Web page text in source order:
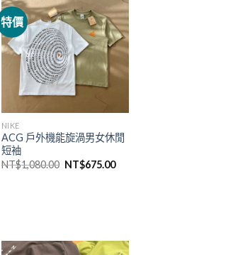
特價
NIKE
ACG 戶外機能旋渦男女休閒
短袖
NT$1,080.00 NT$675.00